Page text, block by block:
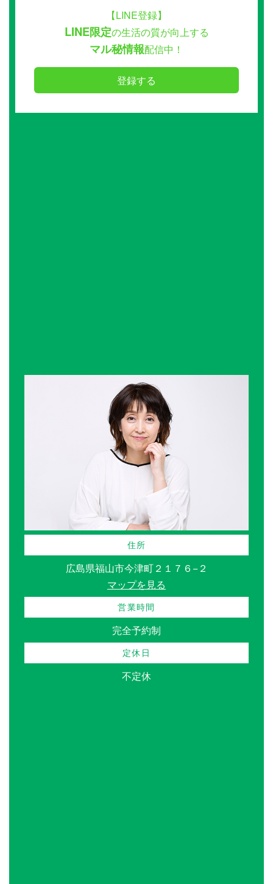
【LINE登録】
LINE限定の生活の質が向上する
マル秘情報配信中！
登録する
住所
広島県福山市今津町２１７６−２
マップを見る
営業時間
完全予約制
定休日
不定休